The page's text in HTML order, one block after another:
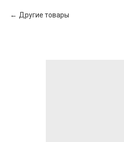
Другие товары